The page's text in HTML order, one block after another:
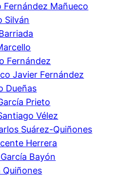
Fernández Mañueco
Silván
Fernández
Javier Fernández
Dueñas
Prieto
Vélez
Suárez-Quiñones
Herrera
Bayón
Quiñones